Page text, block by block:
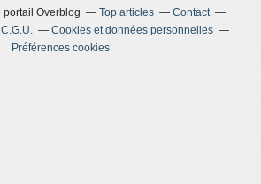
portail Overblog Top articles
Contact
C.G.U.
Cookies et données personnelles
Préférences cookies